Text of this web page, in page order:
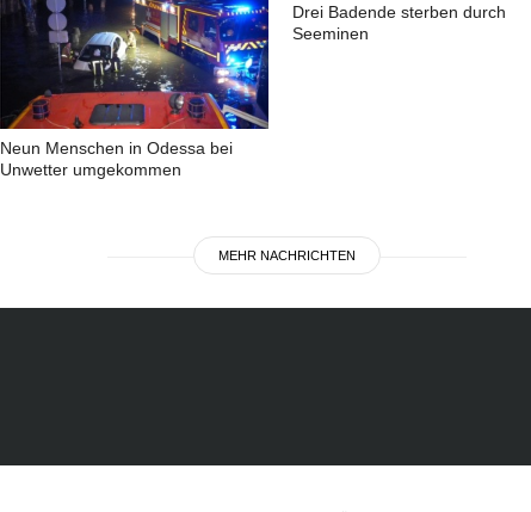
Neun Menschen in Odessa bei
Unwetter umgekommen
Drei Badende sterben durch
Seeminen
MEHR NACHRICHTEN